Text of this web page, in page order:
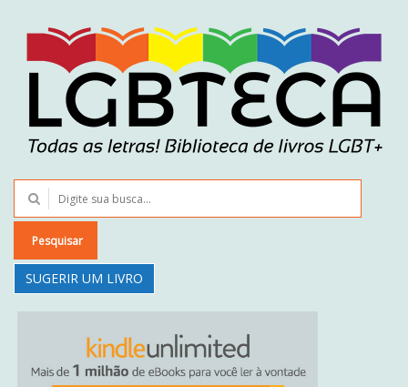
Pesquisar
SUGERIR UM LIVRO